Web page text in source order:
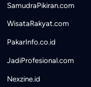
SamudraPikiran.com
WisataRakyat.com
PakarInfo.co.id
JadiProfesional.com
Nexzine.id